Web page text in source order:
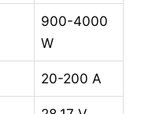
900-4000
W
20-200 A